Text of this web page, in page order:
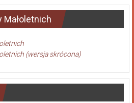
Małoletnich
(wersja skrócona)